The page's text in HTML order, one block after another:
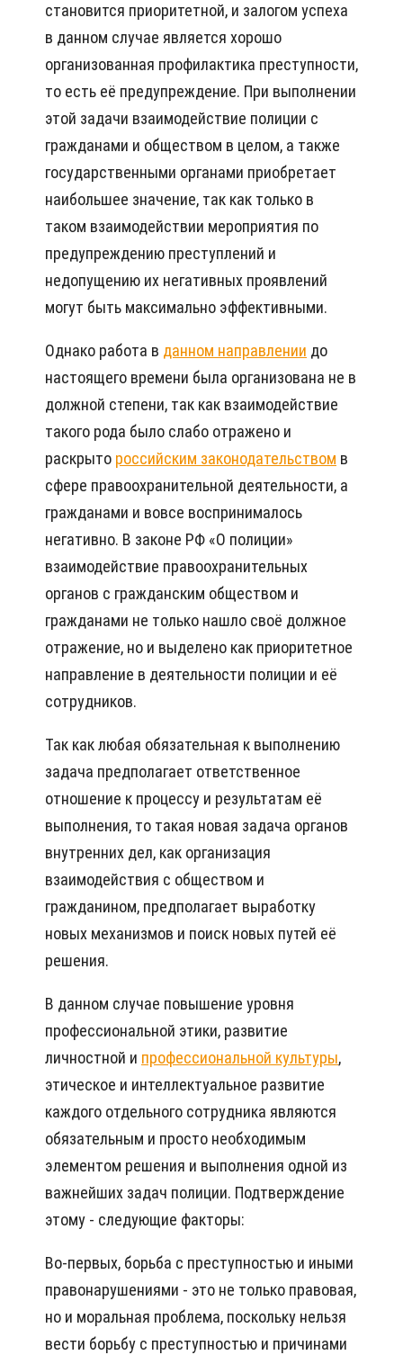
становится приоритетной, и залогом успеха
в данном случае является хорошо
организованная профилактика преступности,
то есть её предупреждение. При выполнении
этой задачи взаимодействие полиции с
гражданами и обществом в целом, а также
государственными органами приобретает
наибольшее значение, так как только в
таком взаимодействии мероприятия по
предупреждению преступлений и
недопущению их негативных проявлений
могут быть максимально эффективными.
Однако работа в данном направлении до
настоящего времени была организована не в
должной степени, так как взаимодействие
такого рода было слабо отражено и
раскрыто российским законодательством в
сфере правоохранительной деятельности, а
гражданами и вовсе воспринималось
негативно. В законе РФ «О полиции»
взаимодействие правоохранительных
органов с гражданским обществом и
гражданами не только нашло своё должное
отражение, но и выделено как приоритетное
направление в деятельности полиции и её
сотрудников.
Так как любая обязательная к выполнению
задача предполагает ответственное
отношение к процессу и результатам её
выполнения, то такая новая задача органов
внутренних дел, как организация
взаимодействия с обществом и
гражданином, предполагает выработку
новых механизмов и поиск новых путей её
решения.
В данном случае повышение уровня
профессиональной этики, развитие
личностной и профессиональной культуры,
этическое и интеллектуальное развитие
каждого отдельного сотрудника являются
обязательным и просто необходимым
элементом решения и выполнения одной из
важнейших задач полиции. Подтверждение
этому - следующие факторы:
Во-первых, борьба с преступностью и иными
правонарушениями - это не только правовая,
но и моральная проблема, поскольку нельзя
вести борьбу с преступностью и причинами